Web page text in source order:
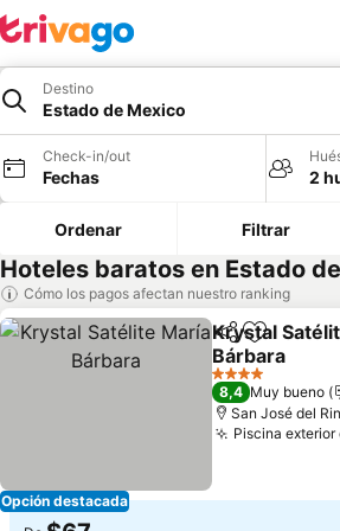
Destino
Estado de Mexico
Check-in/out
Fechas 2
Ordenar Filtrar
Hoteles baratos en Estado
Cómo los pagos afectan nuestro ranking
Opción destacada
Compartir
Agregar
Krystal
Bárbara
4 Estrellas
8,4 Muy bueno
San José del
Piscina